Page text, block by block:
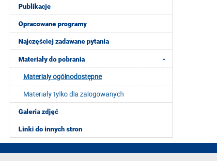
Publikacje
Opracowane programy
Najczęściej zadawane pytania
Materiały do pobrania
Materialy ogólnodostępne
Materiały tylko dla zalogowanych
Galeria zdjęć
Linki do innych stron